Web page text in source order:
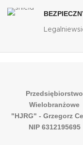
Przedsiębiorstwo
Wielobranżowe
"HJRG" - Grzegorz
NIP 6312195695